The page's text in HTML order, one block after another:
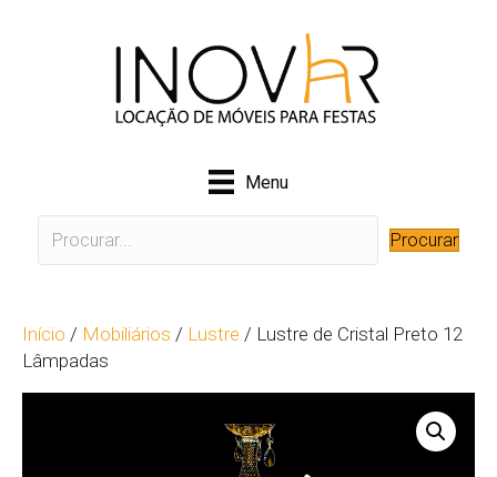
Menu
Procurar
Início / Mobiliários / Lustre / Lustre de Cristal Preto 12
Lâmpadas